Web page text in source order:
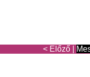
< Előző